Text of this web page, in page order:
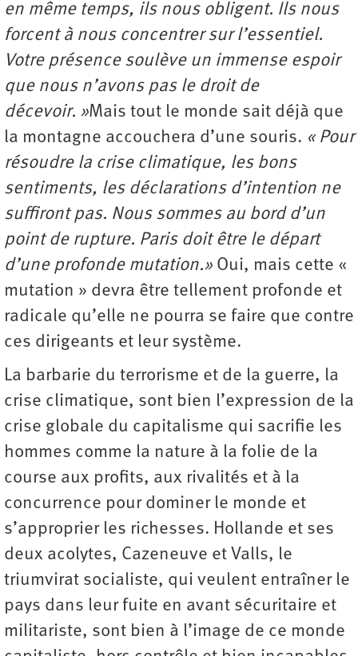
en même temps, ils nous obligent. Ils nous
forcent à nous concentrer sur l’essentiel.
Votre présence soulève un immense espoir
que nous n’avons pas le droit de
décevoir. »Mais tout le monde sait déjà que
la montagne accouchera d’une souris. « Pour
résoudre la crise climatique, les bons
sentiments, les déclarations d’intention ne
suffiront pas. Nous sommes au bord d’un
point de rupture. Paris doit être le départ
d’une profonde mutation.» Oui, mais cette «
mutation » devra être tellement profonde et
radicale qu’elle ne pourra se faire que contre
ces dirigeants et leur système.
La barbarie du terrorisme et de la guerre, la
crise climatique, sont bien l’expression de la
crise globale du capitalisme qui sacrifie les
hommes comme la nature à la folie de la
course aux profits, aux rivalités et à la
concurrence pour dominer le monde et
s’approprier les richesses. Hollande et ses
deux acolytes, Cazeneuve et Valls, le
triumvirat socialiste, qui veulent entraîner le
pays dans leur fuite en avant sécuritaire et
militariste, sont bien à l’image de ce monde